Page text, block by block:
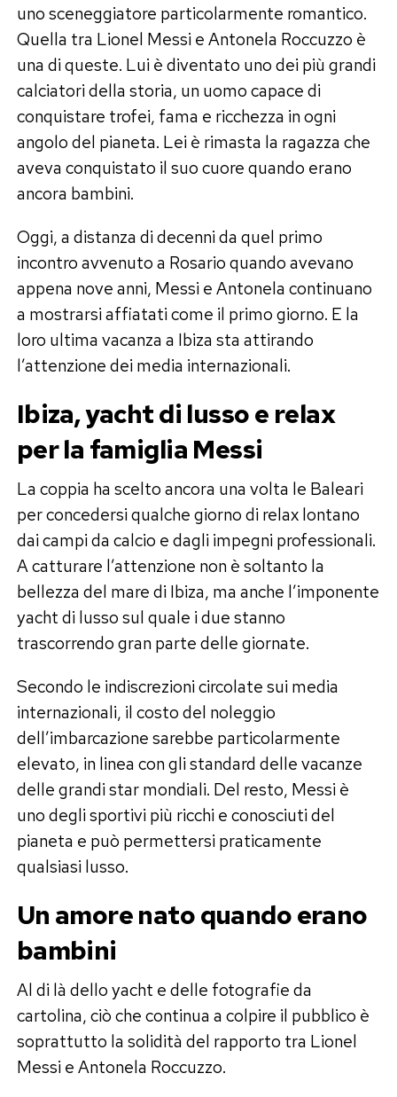
uno sceneggiatore particolarmente romantico.
Quella tra Lionel Messi e Antonela Roccuzzo è
una di queste. Lui è diventato uno dei più grandi
calciatori della storia, un uomo capace di
conquistare trofei, fama e ricchezza in ogni
angolo del pianeta. Lei è rimasta la ragazza che
aveva conquistato il suo cuore quando erano
ancora bambini.
Oggi, a distanza di decenni da quel primo
incontro avvenuto a Rosario quando avevano
appena nove anni, Messi e Antonela continuano
a mostrarsi affiatati come il primo giorno. E la
loro ultima vacanza a Ibiza sta attirando
l’attenzione dei media internazionali.
Ibiza, yacht di lusso e relax
per la famiglia Messi
La coppia ha scelto ancora una volta le Baleari
per concedersi qualche giorno di relax lontano
dai campi da calcio e dagli impegni professionali.
A catturare l’attenzione non è soltanto la
bellezza del mare di Ibiza, ma anche l’imponente
yacht di lusso sul quale i due stanno
trascorrendo gran parte delle giornate.
Secondo le indiscrezioni circolate sui media
internazionali, il costo del noleggio
dell’imbarcazione sarebbe particolarmente
elevato, in linea con gli standard delle vacanze
delle grandi star mondiali. Del resto, Messi è
uno degli sportivi più ricchi e conosciuti del
pianeta e può permettersi praticamente
qualsiasi lusso.
Un amore nato quando erano
bambini
Al di là dello yacht e delle fotografie da
cartolina, ciò che continua a colpire il pubblico è
soprattutto la solidità del rapporto tra Lionel
Messi e Antonela Roccuzzo.